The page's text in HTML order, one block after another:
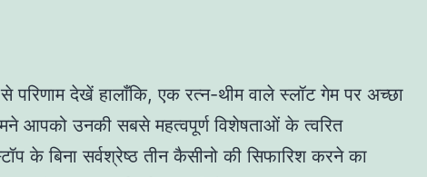
से परिणाम देखें हालाँकि, एक रत्न-थीम वाले स्लॉट गेम पर अच्छा
आपको उनकी सबसे महत्वपूर्ण विशेषताओं के त्वरित
के बिना सर्वश्रेष्ठ तीन कैसीनो की सिफारिश करने का